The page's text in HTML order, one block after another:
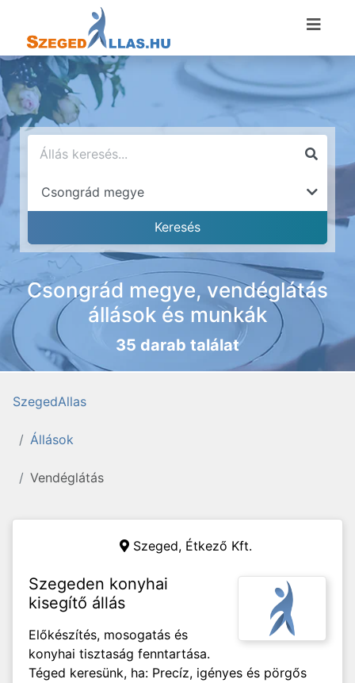
Csongrád megye, vendéglátás
állások és munkák
35 darab találat
SzegedAllas
Állások
Vendéglátás
Szeged, Étkező Kft.
Szegeden konyhai
kisegítő állás
Előkészítés, mosogatás és
konyhai tisztaság fenntartása.
Téged keresünk, ha: Precíz, igényes és pörgős